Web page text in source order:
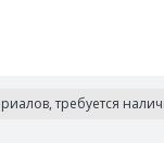
требуется